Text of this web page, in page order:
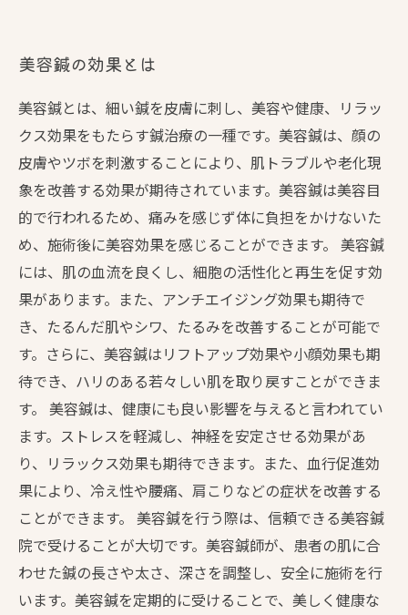
美容鍼の効果とは
美容鍼とは、細い鍼を皮膚に刺し、美容や健康、リラッ
クス効果をもたらす鍼治療の一種です。美容鍼は、顔の
皮膚やツボを刺激することにより、肌トラブルや老化現
象を改善する効果が期待されています。美容鍼は美容目
的で行われるため、痛みを感じず体に負担をかけないた
め、施術後に美容効果を感じることができます。 美容鍼
には、肌の血流を良くし、細胞の活性化と再生を促す効
果があります。また、アンチエイジング効果も期待で
き、たるんだ肌やシワ、たるみを改善することが可能で
す。さらに、美容鍼はリフトアップ効果や小顔効果も期
待でき、ハリのある若々しい肌を取り戻すことができま
す。 美容鍼は、健康にも良い影響を与えると言われてい
ます。ストレスを軽減し、神経を安定させる効果があ
り、リラックス効果も期待できます。また、血行促進効
果により、冷え性や腰痛、肩こりなどの症状を改善する
ことができます。 美容鍼を行う際は、信頼できる美容鍼
院で受けることが大切です。美容鍼師が、患者の肌に合
わせた鍼の長さや太さ、深さを調整し、安全に施術を行
います。美容鍼を定期的に受けることで、美しく健康な